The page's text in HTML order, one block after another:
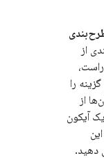
از
را
از
آیکون
دهید.